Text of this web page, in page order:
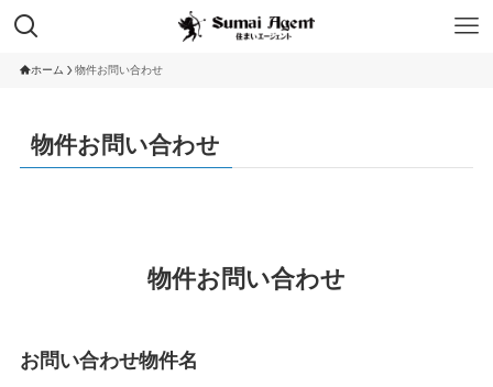
ホーム 物件お問い合わせ
物件お問い合わせ
物件お問い合わせ
お問い合わせ物件名